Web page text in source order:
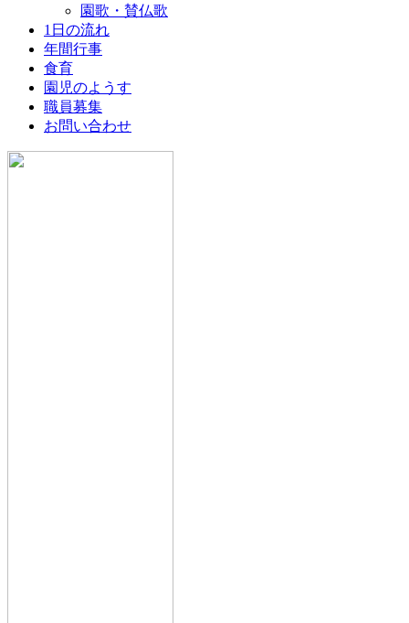
園歌・賛仏歌
1日の流れ
年間行事
食育
園児のようす
職員募集
お問い合わせ